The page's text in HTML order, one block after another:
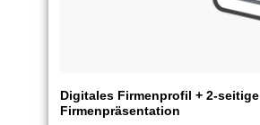
Digitales Firmenprofil + 2-seitige
Firmenpräsentation